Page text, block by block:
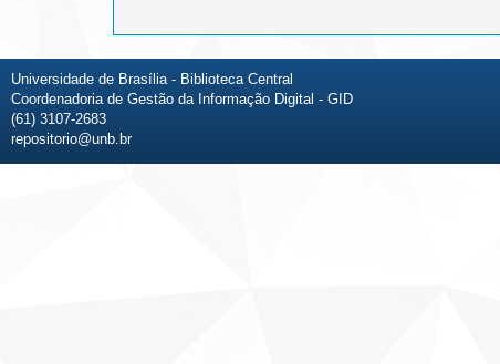
Universidade de Brasília - Biblioteca Central
Coordenadoria de Gestão da Informação Digital - GID
(61) 3107-2683
repositorio@unb.br